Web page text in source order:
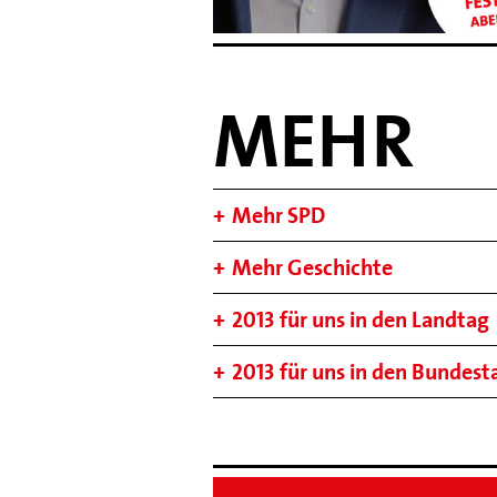
MEHR
Mehr SPD
Mehr Geschichte
2013 für uns in den Landtag
2013 für uns in den